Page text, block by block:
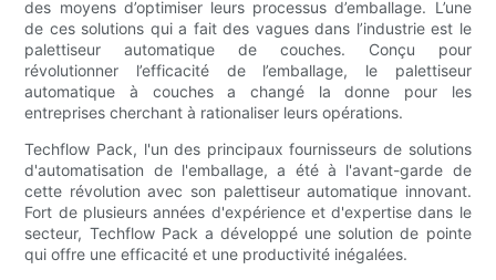
des moyens d’optimiser leurs processus d’emballage. L’une
de ces solutions qui a fait des vagues dans l’industrie est le
palettiseur automatique de couches. Conçu pour
révolutionner l’efficacité de l’emballage, le palettiseur
automatique à couches a changé la donne pour les
entreprises cherchant à rationaliser leurs opérations.
Techflow Pack, l'un des principaux fournisseurs de solutions
d'automatisation de l'emballage, a été à l'avant-garde de
cette révolution avec son palettiseur automatique innovant.
Fort de plusieurs années d'expérience et d'expertise dans le
secteur, Techflow Pack a développé une solution de pointe
qui offre une efficacité et une productivité inégalées.